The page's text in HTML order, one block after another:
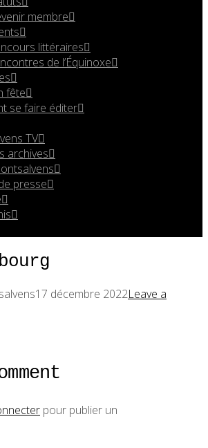
membre
littéraires
de l’Équinoxe
fête
se faire éditer
TV
archives
presse
17 décembre 2022Leave a
pour publier un